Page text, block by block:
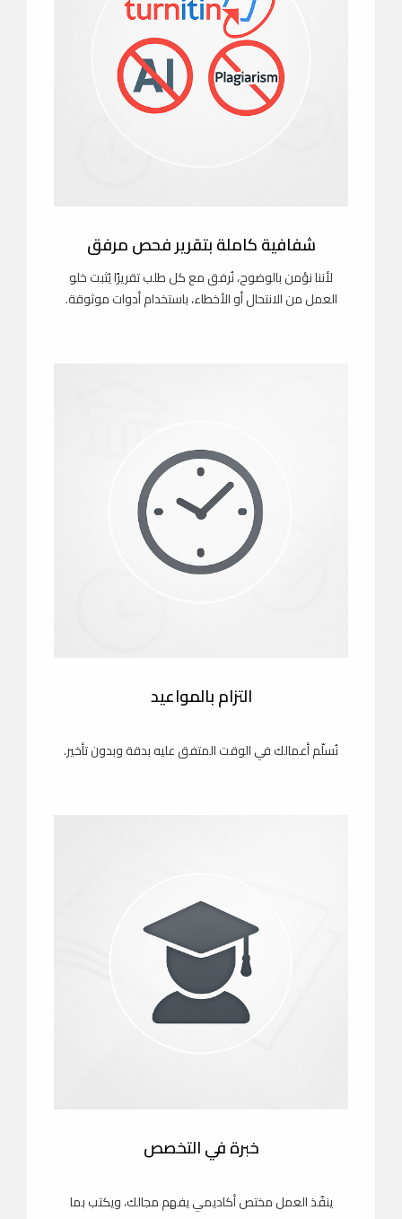
شفافية كاملة بتقرير فحص مرفق
لأننا نؤمن بالوضوح، نُرفق مع كل طلب تقريرًا يُثبت خلو
العمل من الانتحال أو الأخطاء، باستخدام أدوات موثوقة.
التزام بالمواعيد
نُسلّم أعمالك في الوقت المتفق عليه بدقة وبدون تأخير.
خبرة في التخصص
ينفّذ العمل مختص أكاديمي يفهم مجالك، ويكتب بما